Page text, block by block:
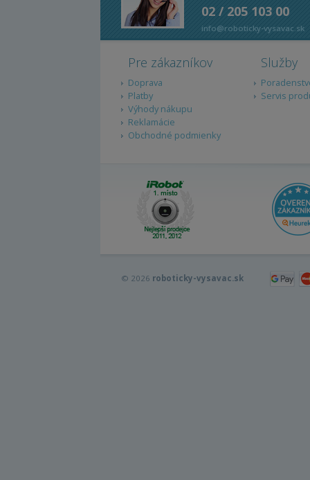
02 / 205 103 00
info@roboticky-vysavac.sk
Pre zákazníkov
Doprava
Platby
Výhody nákupu
Reklamácie
Obchodné podmienky
Služby
Servis
© 2026 roboticky-vysavac.sk